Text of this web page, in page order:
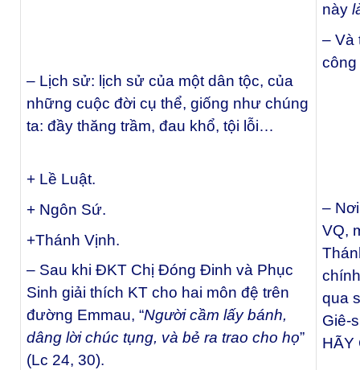
– Lịch sử: lịch sử của một dân tộc, của
những cuộc đời cụ thể, giống như chúng
ta: đầy thăng trầm, đau khổ, tội lỗi…
+ Lề Luật.
+ Ngôn Sứ.
+Thánh Vịnh.
– Sau khi ĐKT Chị Đóng Đinh và Phục
Sinh giải thích KT cho hai môn đệ trên
đường Emmau, “Người cầm lấy bánh,
dâng lời chúc tụng, và bẻ ra trao cho họ”
(Lc 24, 30).
này
– Và
–
VQ,
qua
Giê-
HÃY